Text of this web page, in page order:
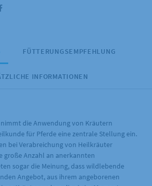
FÜTTERUNGSEMPFEHLUNG
INFORMATIONEN
die Anwendung von Kräutern
für Pferde eine zentrale Stellung ein.
bei Verabreichung von Heilkräuter
große Anzahl an anerkannten
sogar die Meinung, dass wildlebende
Angebot, aus ihrem angeborenen